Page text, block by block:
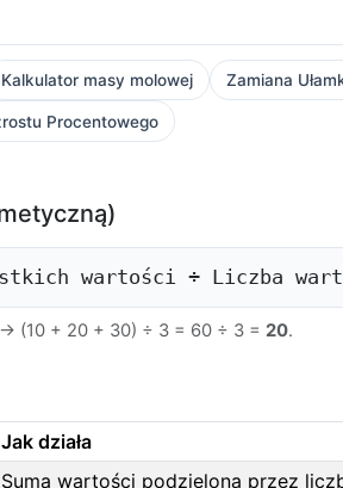
Kalkulator masy molowej Zamiana
Procentowego
wartości ÷ Liczba
→ (10 + 20 + 30) ÷ 3 = 60 ÷ 3 = 20.
Jak działa
Suma wartości podzielona przez